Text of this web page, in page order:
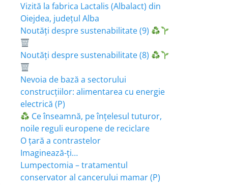
Vizită la fabrica Lactalis (Albalact) din
Oiejdea, județul Alba
Noutăți despre sustenabilitate (9)
Noutăți despre sustenabilitate (8)
Nevoia de bază a sectorului
construcțiilor: alimentarea cu energie
electrică (P)
Ce înseamnă, pe înțelesul tuturor,
noile reguli europene de reciclare
O țară a contrastelor
Imaginează-ți…
Lumpectomia – tratamentul
conservator al cancerului mamar (P)